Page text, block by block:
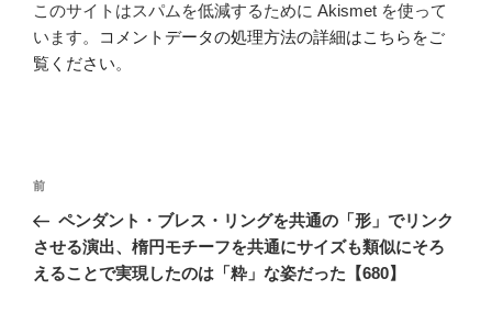
このサイトはスパムを低減するために Akismet を使って
います。
コメントデータの処理方法の詳細はこちらをご
覧ください。
投
ナ
ビ
前
の
投
稿
前
ペンダント・ブレス・リングを共通の「形」でリンク
させる演出、楕円モチーフを共通にサイズも類似にそろ
えることで実現したのは「粋」な姿だった【680】